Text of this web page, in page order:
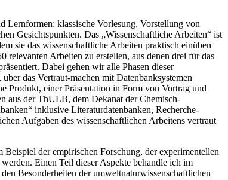
Lernformen: klassische Vorlesung, Vorstellung von
Gesichtspunkten. Das „Wissenschaftliche Arbeiten“ ist
sie das wissenschaftliche Arbeiten praktisch einüben
relevanten Arbeiten zu erstellen, aus denen drei für das
Dabei gehen wir alle Phasen dieser
das Vertraut-machen mit Datenbanksystemen
Produkt, einer Präsentation in Form von Vortrag und
aus der ThULB, dem Dekanat der Chemisch-
inklusive Literaturdatenbanken, Recherche-
Aufgaben des wissenschaftlichen Arbeitens vertraut
der empirischen Forschung, der experimentellen
Einen Teil dieser Aspekte behandle ich im
Besonderheiten der umweltnaturwissenschaftlichen